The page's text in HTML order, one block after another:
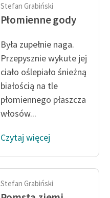
Stefan Grabiński
Płomienne gody
Była zupełnie naga.
Przepysznie wykute jej
ciało oślepiało śnieżną
białością na tle
płomiennego płaszcza
włosów...
Czytaj więcej
Stefan Grabiński